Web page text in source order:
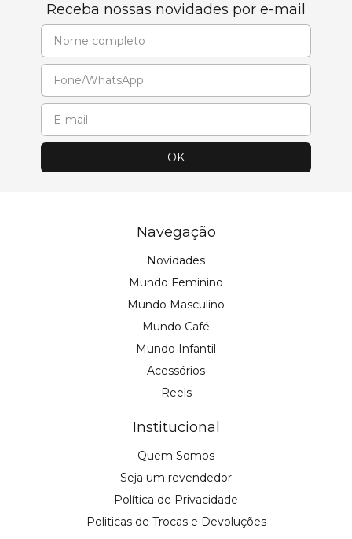
Receba nossas novidades por e-mail
Navegação
Novidades
Mundo Feminino
Mundo Masculino
Mundo Café
Mundo Infantil
Acessórios
Reels
Institucional
Quem Somos
Seja um revendedor
Política de Privacidade
Politicas de Trocas e Devoluções